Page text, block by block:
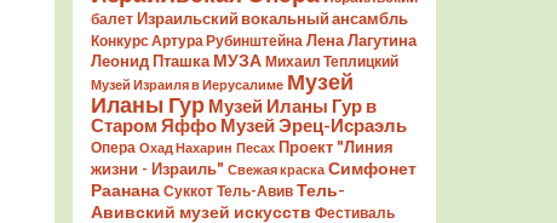
балет Израильский вокальный ансамбль
Конкурс Артура Рубинштейна Лена Лагутина
Леонид Пташка МУЗА Михаил Теплицкий
Музей Израиля в Иерусалиме Музей
Иланы Гур Музей Иланы Гур в
Старом Яффо Музей Эрец-Исраэль
Опера Охад Нахарин Песах Проект "Линия
жизни - Израиль" Свежая краска Симфонет
Раанана Суккот Тель-Авив Тель-
Авивский музей искусств Фестиваль